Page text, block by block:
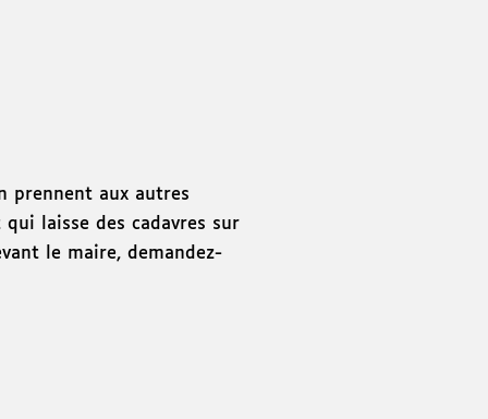
prennent aux autres
laisse des cadavres sur
le maire, demandez-